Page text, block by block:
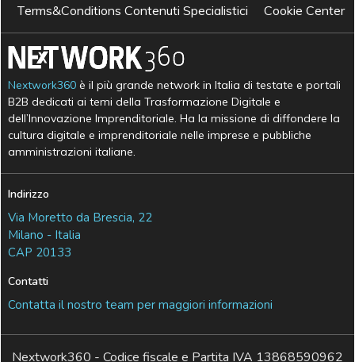
Terms&Conditions Contenuti Specialistici
Cookie Center
Nextwork360 è il più grande network in Italia di testate e portali
B2B dedicati ai temi della Trasformazione Digitale e
dell’Innovazione Imprenditoriale. Ha la missione di diffondere la
cultura digitale e imprenditoriale nelle imprese e pubbliche
amministrazioni italiane.
Indirizzo
Via Moretto da Brescia, 22
Milano - Italia
CAP 20133
Contatti
Contatta il nostro team per maggiori informazioni
Nextwork360 - Codice fiscale e Partita IVA 13868590962